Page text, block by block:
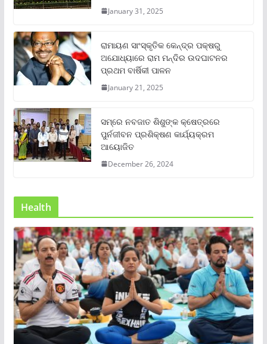
January 31, 2025
ରାମାୟଣ ସାଂସ୍କୃତିକ କେନ୍ଦ୍ର ପକ୍ଷରୁ
ଅଯୋଧ୍ୟାରେ ରାମ ମନ୍ଦିର ଉଦଘାଟନର
ପ୍ରଥମ ବାର୍ଷିକୀ ପାଳନ
January 21, 2025
ସମ୍‌ରେ ନବଜାତ ଶିଶୁଙ୍କ କ୍ଷେତ୍ରରେ
ପୁର୍ନଜୀବନ ପ୍ରଶିକ୍ଷଣ କାର୍ଯ୍ୟକ୍ରମ
ଆୟୋଜିତ
December 26, 2024
Health